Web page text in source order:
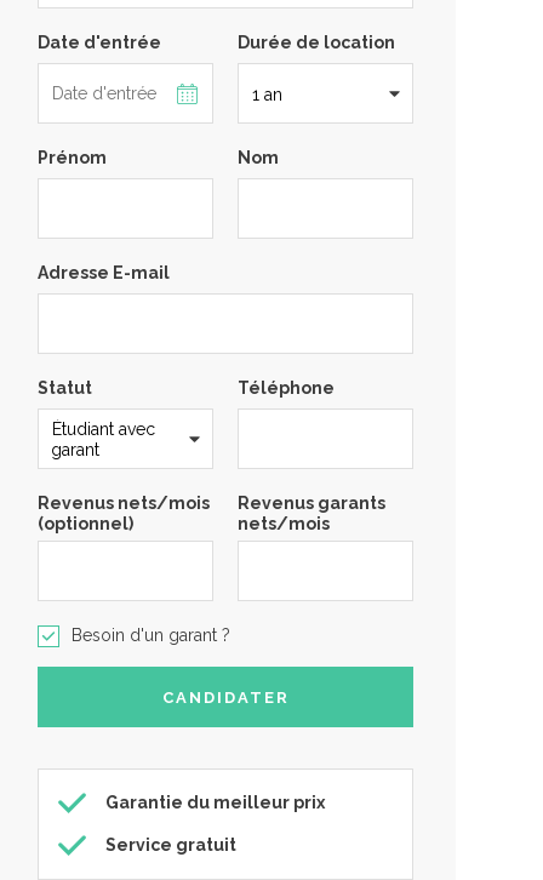
Date d'entrée Durée de location
Prénom Nom
Adresse E-mail
Statut Téléphone
Revenus nets/mois
(optionnel)
Revenus garants
nets/mois
Besoin d'un garant ?
Garantie du meilleur prix
Service gratuit